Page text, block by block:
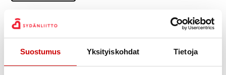
Suostumus Yksityiskohdat Tietoja